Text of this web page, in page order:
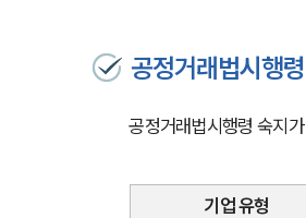
공정거래법시행
공정거래법시행령 숙지
기업 유형